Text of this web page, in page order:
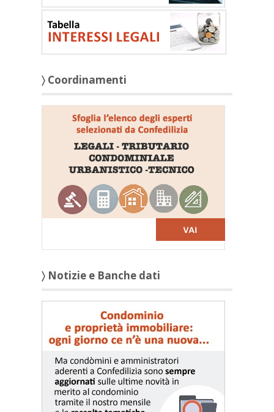
〉 Coordinamenti
〉 Notizie e Banche dati